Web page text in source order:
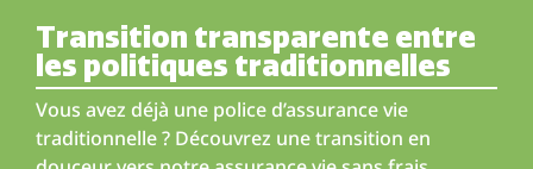
Transition transparente entre
les politiques traditionnelles
Vous avez déjà une police d’assurance vie
traditionnelle ? Découvrez une transition en